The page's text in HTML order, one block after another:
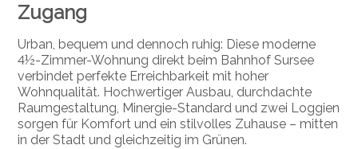
Zugang
Urban, bequem und dennoch ruhig: Diese moderne
4½-Zimmer-Wohnung direkt beim Bahnhof Sursee
verbindet perfekte Erreichbarkeit mit hoher
Wohnqualität. Hochwertiger Ausbau, durchdachte
Raumgestaltung, Minergie-Standard und zwei Loggien
sorgen für Komfort und ein stilvolles Zuhause – mitten
in der Stadt und gleichzeitig im Grünen.